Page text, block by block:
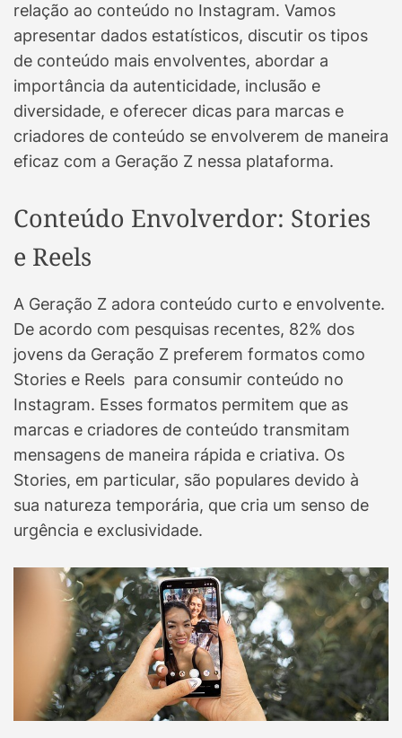
relação ao conteúdo no Instagram. Vamos
apresentar dados estatísticos, discutir os tipos
de conteúdo mais envolventes, abordar a
importância da autenticidade, inclusão e
diversidade, e oferecer dicas para marcas e
criadores de conteúdo se envolverem de maneira
eficaz com a Geração Z nessa plataforma.
Conteúdo Envolverdor: Stories
e Reels
A Geração Z adora conteúdo curto e envolvente.
De acordo com pesquisas recentes, 82% dos
jovens da Geração Z preferem formatos como
Stories e Reels para consumir conteúdo no
Instagram. Esses formatos permitem que as
marcas e criadores de conteúdo transmitam
mensagens de maneira rápida e criativa. Os
Stories, em particular, são populares devido à
sua natureza temporária, que cria um senso de
urgência e exclusividade.